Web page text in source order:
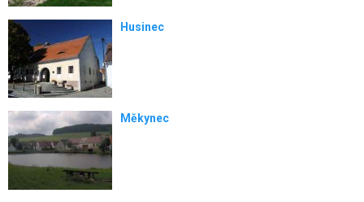
Husinec
Měkynec